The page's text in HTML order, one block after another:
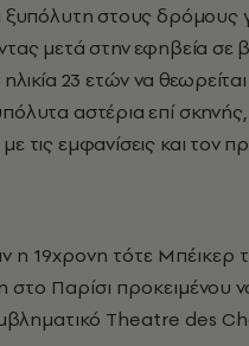
ξυπόλυτη στους δρόμους
μετά στην εφηβεία σε
23 ετών να
αστέρια επί σκηνής,
τις εμφανίσεις και τον
Παρίσι προκειμένου
Theatre des